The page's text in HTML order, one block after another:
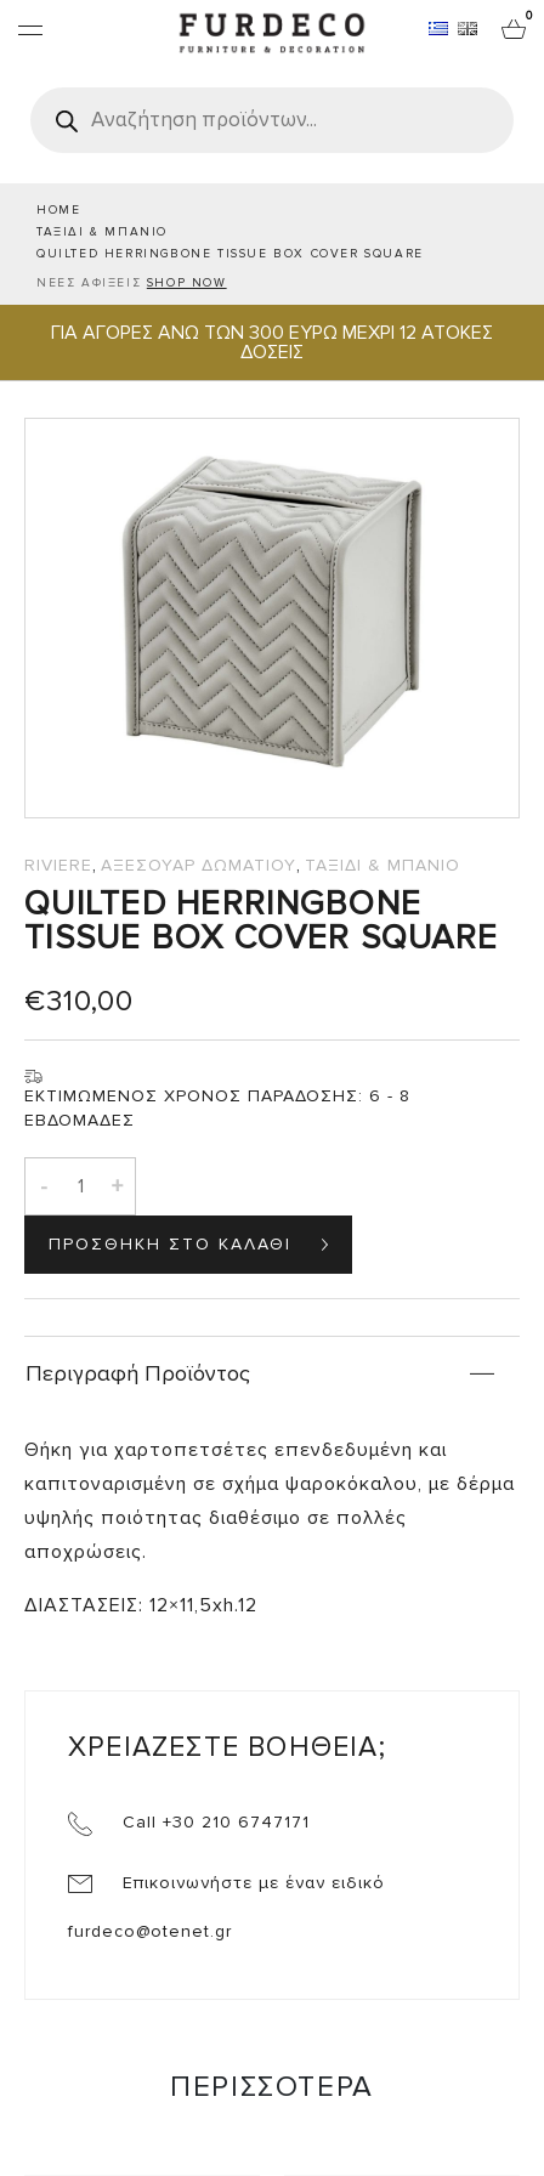
0
search
HOME
ΤΑΞΙΔΙ & ΜΠΑΝΙΟ
QUILTED HERRINGBONE TISSUE BOX COVER SQUARE
ΝΕΕΣ ΑΦΙΞΕΙΣ SHOP NOW
ΓΙΑ ΑΓΟΡΕΣ ΑΝΩ ΤΩΝ 300 ΕΥΡΩ ΜΕΧΡΙ 12 ΑΤΟΚΕΣ
ΔΟΣΕΙΣ
ΕΠΙΠΛΑ
ΧΑΛΙΑ
ΕΙΔΗ ΣΕΡΒΙΡΙΣΜΑΤΟΣ & ΦΙΛΟΞΕΝΙΑΣ
RIVIERE, ΑΞΕΣΟΥΑΡ ΔΩΜΑΤΙΟΥ, ΤΑΞΙΔΙ & ΜΠΑΝΙΟ
QUILTED HERRINGBONE
TISSUE BOX COVER SQUARE
€310,00
ΕΚΤΙΜΩΜΕΝΟΣ ΧΡΟΝΟΣ ΠΑΡΑΔΟΣΗΣ: 6 - 8
ΕΒΔΟΜΑΔΕΣ
- +
Περιγραφή Προϊόντος
Θήκη για χαρτοπετσέτες επενδεδυμένη και
καπιτοναρισμένη σε σχήμα ψαροκόκαλου, με δέρμα
υψηλής ποιότητας διαθέσιμο σε πολλές
αποχρώσεις.
ΔΙΑΣΤΑΣΕΙΣ: 12×11,5xh.12
ΧΡΕΙΑΖΕΣΤΕ ΒΟΗΘΕΙΑ;
Call +30 210 6747171
Επικοινωνήστε με έναν ειδικό
furdeco@otenet.gr
ΠΕΡΙΣΣΟΤΕΡΑ